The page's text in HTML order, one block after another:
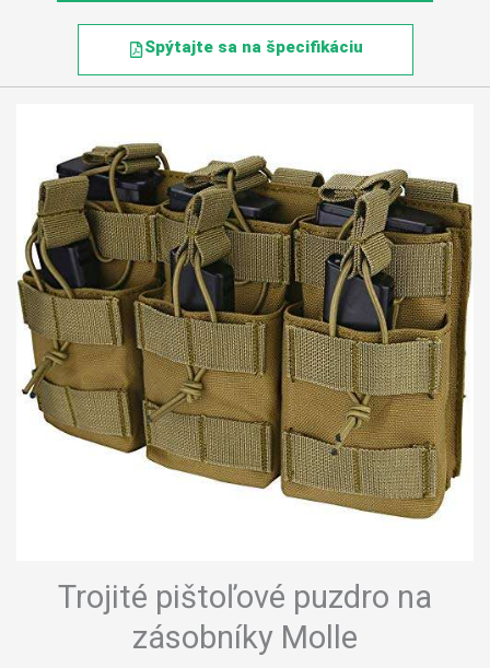
Spýtajte sa na špecifikáciu
Trojité pištoľové puzdro na
zásobníky Molle